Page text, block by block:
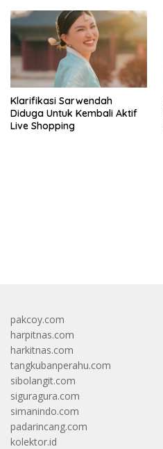
Klarifikasi Sarwendah
Diduga Untuk Kembali Aktif
Live Shopping
pakcoy.com
harpitnas.com
harkitnas.com
tangkubanperahu.com
sibolangit.com
siguragura.com
simanindo.com
padarincang.com
kolektor.id